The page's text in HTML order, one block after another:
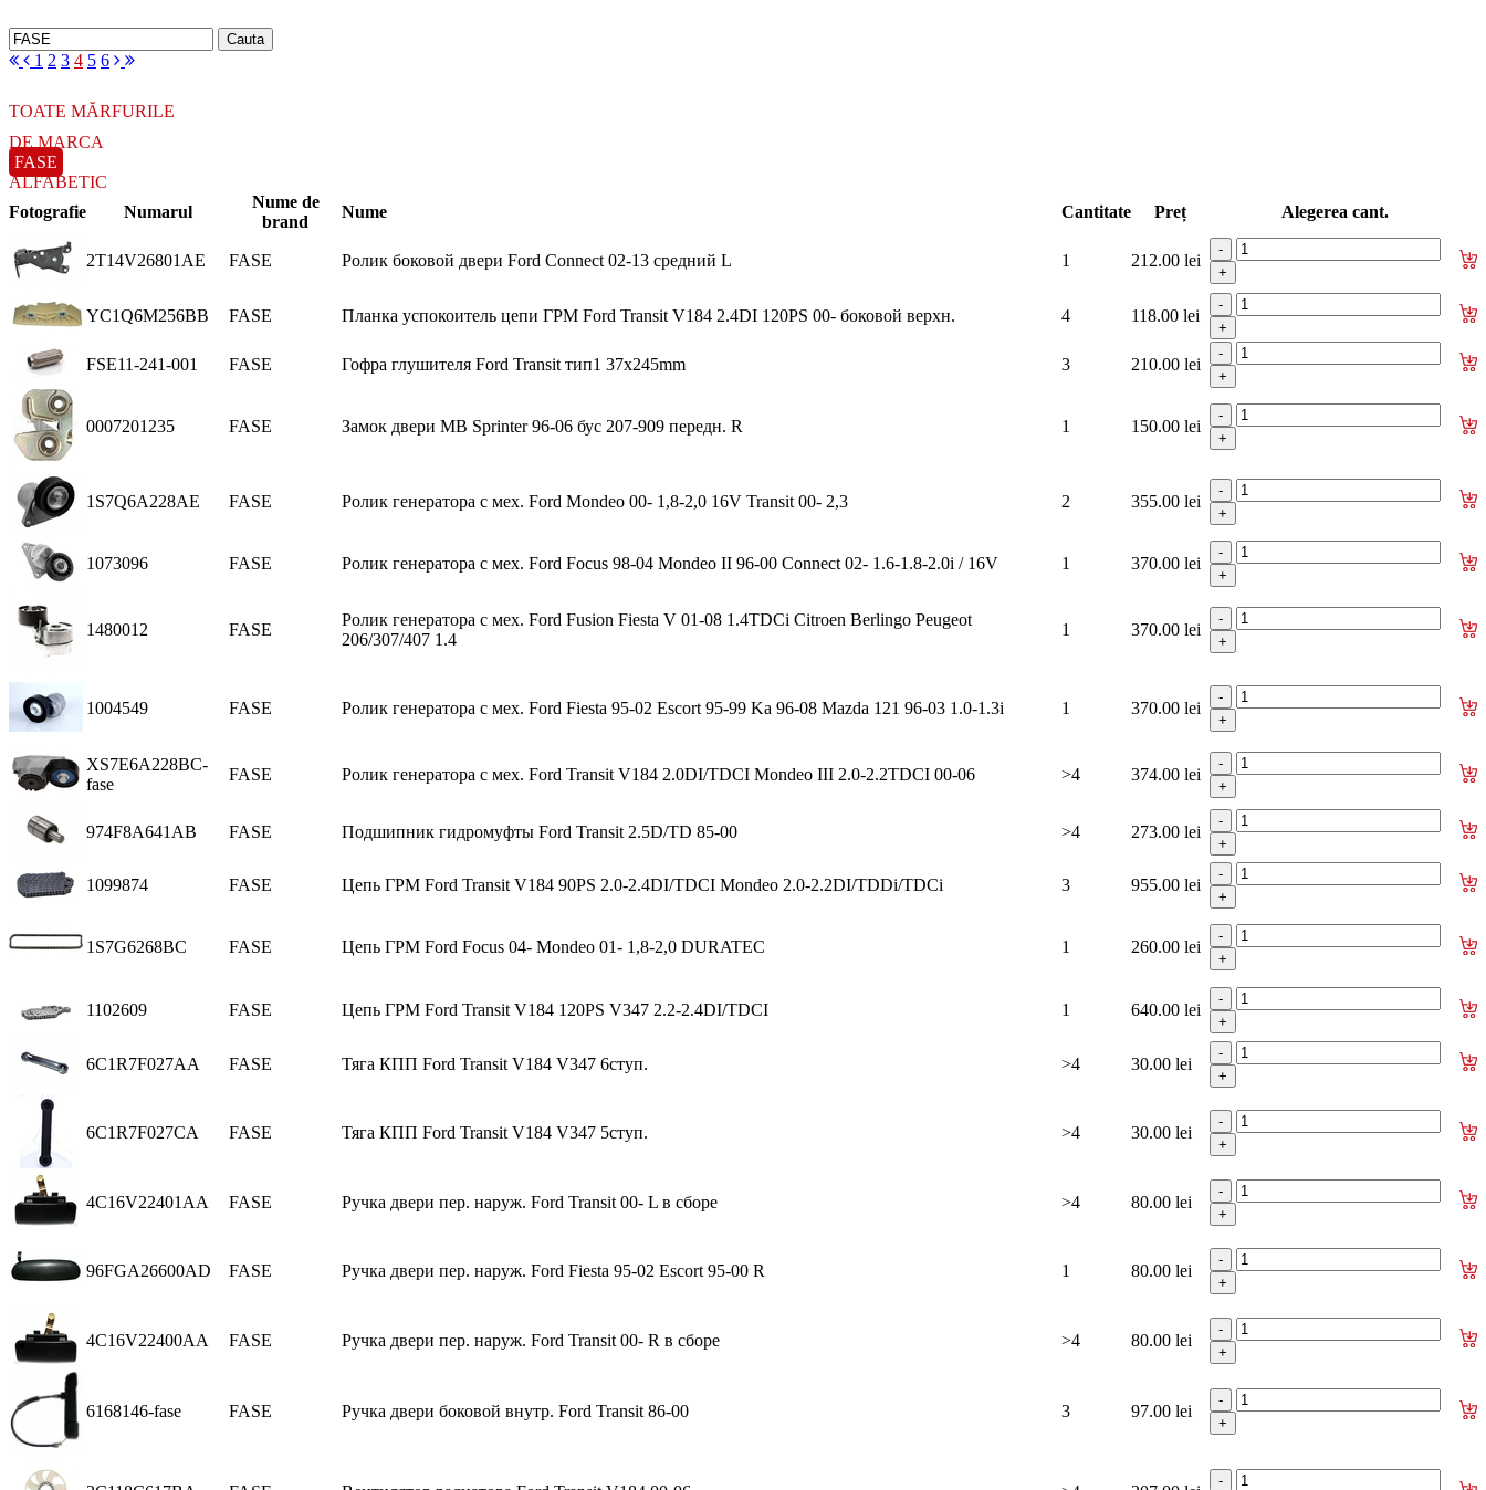
1 2 3 4 5 6
TOATE MĂRFURILE
DE MARCA
FASE
ALFABETIC
Fotografie
Numarul
Nume de
brand
Nume Cantitate Preț Alegerea cant.
2T14V26801AE FASE Ролик боковой двери Ford Connect 02-13 средний L 1 212.00 lei
YC1Q6M256BB FASE Планка успокоитель цепи ГРМ Ford Transit V184 2.4DI 120PS 00- боковой верхн. 4 118.00 lei
FSE11-241-001 FASE Гофра глушителя Ford Transit тип1 37x245mm 3 210.00 lei
0007201235 FASE Замок двери MB Sprinter 96-06 бус 207-909 передн. R 1 150.00 lei
1S7Q6A228AE FASE Ролик генератора с мех. Ford Mondeo 00- 1,8-2,0 16V Transit 00- 2,3 2 355.00 lei
1073096 FASE Ролик генератора с мех. Ford Focus 98-04 Mondeo II 96-00 Connect 02- 1.6-1.8-2.0i / 16V 1 370.00 lei
1480012 FASE
Ролик генератора с мех. Ford Fusion Fiesta V 01-08 1.4TDCi Citroen Berlingo Peugeot
206/307/407 1.4
1 370.00 lei
1004549 FASE Ролик генератора с мех. Ford Fiesta 95-02 Escort 95-99 Ka 96-08 Mazda 121 96-03 1.0-1.3i 1 370.00 lei
XS7E6A228BC-
fase
FASE Ролик генератора с мех. Ford Transit V184 2.0DI/TDCI Mondeo III 2.0-2.2TDCI 00-06 >4 374.00 lei
974F8A641AB FASE Подшипник гидромуфты Ford Transit 2.5D/TD 85-00 >4 273.00 lei
1099874 FASE Цепь ГРМ Ford Transit V184 90PS 2.0-2.4DI/TDCI Mondeo 2.0-2.2DI/TDDi/TDCi 3 955.00 lei
1S7G6268BC FASE Цепь ГРМ Ford Focus 04- Mondeo 01- 1,8-2,0 DURATEC 1 260.00 lei
1102609 FASE Цепь ГРМ Ford Transit V184 120PS V347 2.2-2.4DI/TDCI 1 640.00 lei
6C1R7F027AA FASE Тяга КПП Ford Transit V184 V347 6ступ. >4 30.00 lei
6C1R7F027CA FASE Тяга КПП Ford Transit V184 V347 5ступ. >4 30.00 lei
4C16V22401AA FASE Ручка двери пер. наруж. Ford Transit 00- L в сборе >4 80.00 lei
96FGA26600AD FASE Ручка двери пер. наруж. Ford Fiesta 95-02 Escort 95-00 R 1 80.00 lei
4C16V22400AA FASE Ручка двери пер. наруж. Ford Transit 00- R в сборе >4 80.00 lei
6168146-fase FASE Ручка двери боковой внутр. Ford Transit 86-00 3 97.00 lei